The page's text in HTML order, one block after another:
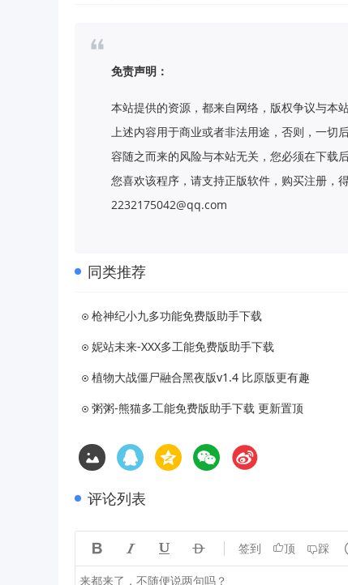
免责声明：
本站提供的资源，都来自网络，版权争议与本
上述内容用于商业或者非法用途，否则，一切
容随之而来的风险与本站无关，您必须在下载
您喜欢该程序，请支持正版软件，购买注册，
2232175042@qq.com
同类推荐
枪神纪小九多功能免费版助手下载
妮站未来-XXX多工能免费版助手下载
植物大战僵尸融合黑夜版v1.4 比原版更有趣
粥粥-熊猫多工能免费版助手下载 更新置顶
评论列表
    签到 顶 踩